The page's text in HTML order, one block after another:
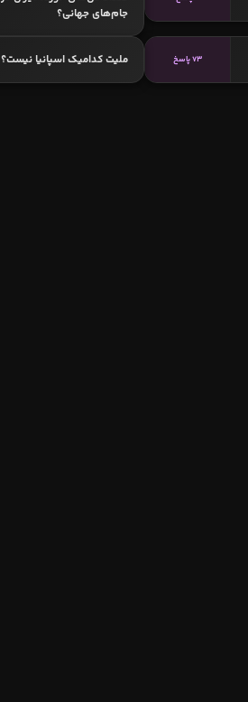
جام‌های جهانی؟
73 پاسخ ملیت کدامیک اسپانیا نیست؟